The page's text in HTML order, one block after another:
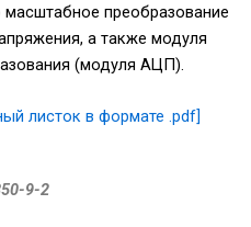
преобразование
а также модуля
(модуля АЦП).
листок в формате .pdf]
9-2